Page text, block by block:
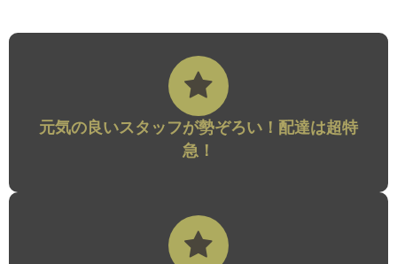
元気の良いスタッフが勢ぞろい！配達は超特
急！